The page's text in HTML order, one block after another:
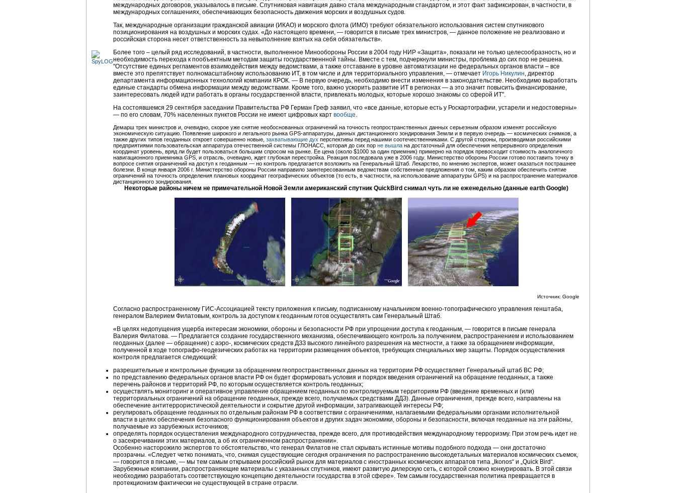
международных договоров, указывалось в письме. Спутниковая навигация давно стала международным стандартом, и этот факт зафиксирован, в частности, в
международных соглашениях, обеспечивающих безопасность движения морских и воздушных судов.
Так, международные организации гражданской авиации (ИКАО) и морского флота (ИМО) требуют обязательного использования систем спутникового
позиционирования на воздушных и морских судах. «До настоящего времени, — говорится в письме трех министров, — данное положение не реализовано и
российская сторона несет ответственность за невыполнение взятых на себя обязательств».
Более того – целый ряд исследований, в частности, выполненное Минообороны России в 2004 году НИР «Защита», показали не только целесообразность, но и
необходимость перехода к пообъектным методам защиты государственнной тайны. Вместе с тем, подчеркнули министры, проблема до сих пор не решена.
"Отсутствие единых регламентов взаимодействия между ведомствами, а также отставание в уровне автоматизации не федеральных органов власти – все
вместе это препятствует полномасштабному использованию ИТ, в том числе и для территориального управления, — отмечает Игорь Никулин, директор
департамента информационных технологий компании КРОК. — В первую очередь, необходимо внести изменения в законодательстве. Необходимо выработать
единые стандарты обмена информации между ведомствами. Кроме того, важно ускорить развитие ИТ в регионах — а это значит повысить финансирование,
заинтересовать людей идти работать в органы государственной власти, привлекать молодых, которые хорошо знакомы со сферой ИТ".
На состоявшемся 29 сентября заседании Правительства РФ Герман Греф заявил, что «все данные, которые есть у Роскартографии, устарели и недостоверны»
— по его словам, 70% населенных пунктов России не имеют цифровых карт вообще.
Демарш трех министров и, очевидно, скорое уже снятие необоснованных ограничений на точность геопространственных данных серьезным образом изменят российскую
экономическую ситуацию. Появление широкого и легального рынка GPS-аппаратуры, данных дистанционного зондирования Земли и в первую очередь — космических снимков, а
также других типов геоданных откроет совершенно новые, захватывающие дух перспективы перед нашими соотечественниками. С другой стороны, производимая российскими
предприятиями пользовательская аппаратура отечественной системы ГЛОНАСС, которая до сих пор не вышла на достаточный для обеспечения непрерывного определения
координат уровень, вряд ли будет пользоваться большим спросом на рынке. Ее цена (около $1000 за один приемник) примерно на порядок превосходит стоимость аналогичного
навигационного приемника GPS, и отрасль, очевидно, ждет глубокая перестройка. Реакция последовала уже в 2006 году. Министерство обороны России готово поставить точку в
вопросе снятия ограничений на доступ к геоданным — но контроль предлагается возложить на Генеральный Штаб. Лекарство, по мнению экспертов, может оказаться пострашнее
болезни. В конце января 2006 г. Министерство обороны России направило заинтересованным ведомствам собственные предложения о том, каким образом обеспечить снятие
ограничений на точность определения плановых координат географических объектов (то есть, в частности, на использование аппаратуры GPS) и на распространение материалов
дистанционного зондирования.
Некоторые районы ничем не примечательной Новой Земли американский спутник QuickBird снимал чуть ли не еженедельно (данные earth Google)
Источник: Google
Согласно распространенному ГИС-Ассоциацией тексту приложения к письму, подписанному начальником военно-топографического управления генштаба,
генералом Валерием Филатовым, контроль за доступом к геоданным готов осуществлять сам Генеральный Штаб.
«В целях недопущения ущерба интересам экономики, обороны и безопасности РФ при упрощении доступа к геоданным, — говорится в письме генерала
Валерия Филатова. — Предлагается создание государственного механизма, обеспечивающего контроль за получением, распространением и использованием
геоданных (далее — обращение) с аэро-, космических средств ДЗЗ высокого линейного разрешения на местности, а также за обращением информации,
полученной в ходе топографо-геодезических работах на территории размещения объектов, требующих специальных мер защиты. Порядок осуществления
контроля предлагается следующий:
разрешительные и контрольные функции за обращением геопространственных данных на территории РФ осуществляет Генеральный штаб ВС РФ;
по представлению федеральных органов власти РФ он будет формировать условия и порядок введения ограничений на обращение геоданных, а также
перечень районов и территорий РФ, по которым осуществляется контроль геоданных;
осуществлять мониторинг и оперативное управление обращением геоданных по контролируемым территориям РФ (введение временных и (или)
территориальных ограничений на обращение геоданных, прежде всего, получаемых средствами ДДЗ). Данные ограничения, прежде всего, направлены на
обеспечение антитеррористической деятельности и сокрытие другой информации, затрагивающей интересы РФ;
регулировать обращение геоданных по отдельным районам РФ в соответствии с ограничениями, налагаемыми федеральными органами исполнительной
власти в целях обеспечения безопасного функционирования объектов и других задач экономики, обороны и безопасности, включая геоданные на эти районы,
получаемые из зарубежных источников;
определять порядок осуществления международного сотрудничества, прежде всего, для противодействия международному терроризму. При этом речь идет не
о засекречивании этих материалов, а об их ограниченном распространении».
Особенно насторожило экспертов то обстоятельство, что генерал Филатов не стал скрывать истинные мотивы подобного подхода — они достаточно
прозрачны. «Следует четко понимать, что, снимая существующие сегодня ограничения по распространению высокодетальных материалов космических съемок,
— говорится в письме, — мы тем самым открываем российский рынок для материалов с иностранных космических аппаратов типа „Ikonos“ и „Quick Bird“.
Зарубежные компании, распространяющие материалы с указанных спутников, имеют развитую дилерскую сеть, с которой сложно конкурировать. В этой связи
необходимо разработать соответствующую концепцию деятельности государства в этой сфере». Тем самым государственная политика превращается в
протекционизм фактически не существующей в стране отрасли.